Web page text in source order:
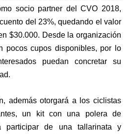
socio partner del CVO 2018,
del 23%, quedando el valor
$30.000. Desde la organización
pocos cupos disponibles, por lo
puedan concretar su
además otorgará a los ciclistas
un kit con una polera de
participar de una tallarinata y